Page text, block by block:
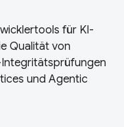
für KI-
Qualität von
und Agentic